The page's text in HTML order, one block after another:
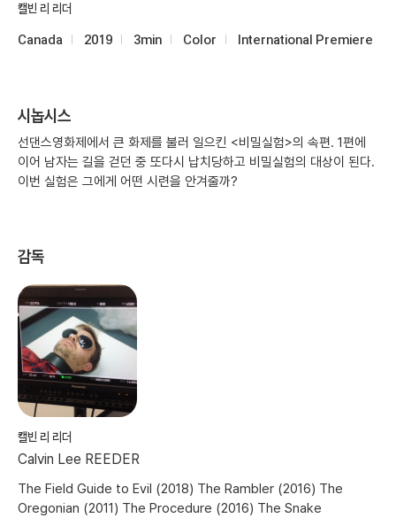
캘빈 리 리더
Canada 2019 3min Color International Premiere
시놉시스
선댄스영화제에서 큰 화제를 불러 일으킨 <비밀실험>의 속편. 1편에
이어 남자는 길을 걷던 중 또다시 납치당하고 비밀실험의 대상이 된다.
이번 실험은 그에게 어떤 시련을 안겨줄까?
감독
캘빈 리 리더
Calvin Lee REEDER
The Field Guide to Evil (2018) The Rambler (2016) The
Oregonian (2011) The Procedure (2016) The Snake